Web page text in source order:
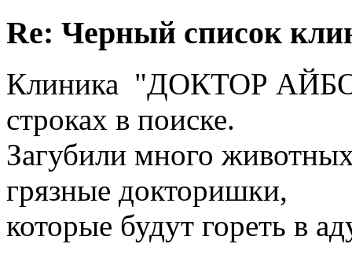
Re: Черный список
Клиника "ДОКТОР
строках в поиске.
Загубили много
грязные докторишки,
которые будут гореть в